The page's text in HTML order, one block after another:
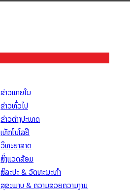
ຂ່າວພາຍໃນ
ຂ່າວທົ່ວໄປ
ຂ່າວຕ່າງປະເທດ
ເທັກໂນໂລຢີ
ວິທະຍາສາດ
ສິ່ງແວດລ້ອມ
ສິລະປະ & ວັດທະນະທຳ
ສຸຂະພາບ & ຄວາມສວຍຄວາມງາມ